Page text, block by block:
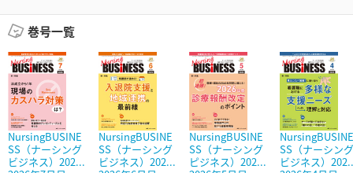
巻号一覧
NursingBUSINE
SS（ナーシング
ビジネス）202...
NursingBUSINE
SS（ナーシング
ビジネス）202...
NursingBUSINE
SS（ナーシング
ピジネス）202...
NursingBUSINE
SS（ナーシング
ビジネス）